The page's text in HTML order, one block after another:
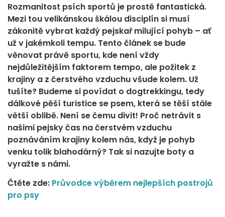
Rozmanitost psích sportů je prostě fantastická.
Mezi tou velikánskou škálou disciplín si musí
zákonitě vybrat každý pejskař milující pohyb – ať
už v jakémkoli tempu. Tento článek se bude
věnovat právě sportu, kde není vždy
nejdůležitějším faktorem tempo, ale požitek z
krajiny a z čerstvého vzduchu všude kolem. Už
tušíte? Budeme si povídat o dogtrekkingu, tedy
dálkové pěší turistice se psem, která se těší stále
větší oblibě. Není se čemu divit! Proč netrávit s
našimi pejsky čas na čerstvém vzduchu
poznáváním krajiny kolem nás, když je pohyb
venku tolik blahodárný? Tak si nazujte boty a
vyražte s námi.
Čtěte zde: Průvodce výběrem nejlepších postrojů
pro psy